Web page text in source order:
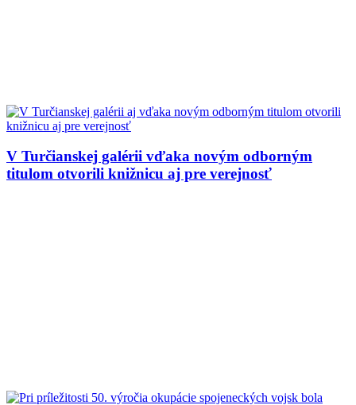
V Turčianskej galérii vďaka novým odborným
titulom otvorili knižnicu aj pre verejnosť